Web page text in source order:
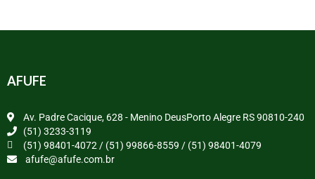
AFUFE
Av. Padre Cacique, 628 - Menino DeusPorto Alegre RS 90810-240
(51) 3233-3119
(51) 98401-4072 / (51) 99866-8559 / (51) 98401-4079
afufe@afufe.com.br